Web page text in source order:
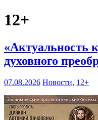
12+
«Актуальность
духовного
07.08.2026 Новости, 12+